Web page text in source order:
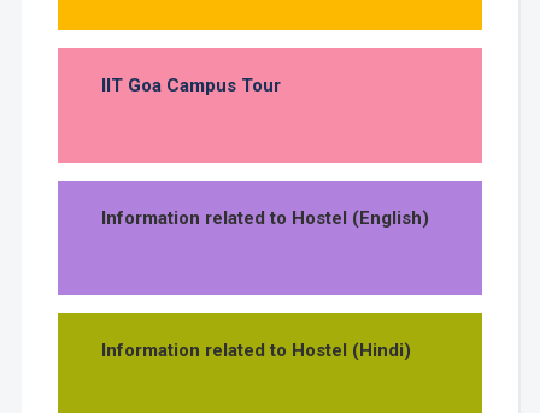
IIT Goa Campus Tour
Information related to Hostel (English)
Information related to Hostel (Hindi)